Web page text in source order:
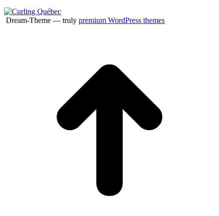
Dream-Theme — truly premium WordPress themes